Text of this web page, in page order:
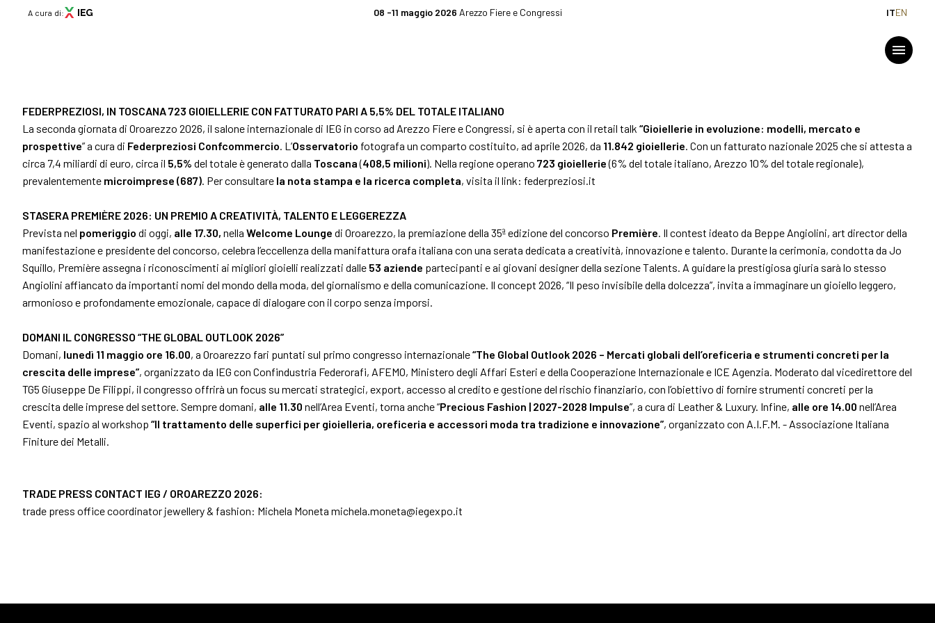
A cura di: 08 -11 maggio 2026 Arezzo Fiere e Congressi ITEN
Ottieni il tuo biglietto
Info pratiche per visitatori
Info pratiche per espositori
Diventa un espositore
Concorso Premiere
The Global Outlook 2026
Accredito stampa
Info e contatti
menu
Menù
ABOUT arrow_drop_down
Chi siamo
Aree espositive
Contatti
Media Gallery
VISITA arrow_drop_down
Perché visitare
Come arrivare
ESPONI arrow_drop_down
Perché esporre
Info pratiche per espositori
Diventa un espositore
EVENTI
Programma eventi
COMUNICATO STAMPA
FEDERPREZIOSI, IN TOSCANA 723 GIOIELLERIE CON FATTURATO PARI A 5,5% DEL TOTALE ITALIANO
La seconda giornata di Oroarezzo 2026, il salone internazionale di IEG in corso ad Arezzo Fiere e Congressi, si è aperta con il retail talk “Gioiellerie in evoluzione: modelli, mercato e
prospettive” a cura di Federpreziosi Confcommercio. L’Osservatorio fotografa un comparto costituito, ad aprile 2026, da 11.842 gioiellerie. Con un fatturato nazionale 2025 che si attesta a
circa 7,4 miliardi di euro, circa il 5,5% del totale è generato dalla Toscana(408,5 milioni). Nella regione operano 723 gioiellerie(6% del totale italiano, Arezzo 10% del totale regionale),
prevalentemente microimprese (687). Per consultare la nota stampa e la ricerca completa, visita il link: federpreziosi.it
STASERA PREMIÈRE 2026: UN PREMIO A CREATIVITÀ, TALENTO E LEGGEREZZA
Prevista nel pomeriggio di oggi, alle 17.30, nella Welcome Lounge di Oroarezzo, la premiazione della 35ª edizione del concorso Première. Il contest ideato da Beppe Angiolini, art director della
manifestazione e presidente del concorso, celebra l’eccellenza della manifattura orafa italiana con una serata dedicata a creatività, innovazione e talento. Durante la cerimonia, condotta da Jo
Squillo, Première assegna i riconoscimenti ai migliori gioielli realizzati dalle 53 aziende partecipanti e ai giovani designer della sezione Talents. A guidare la prestigiosa giuria sarà lo stesso
Angiolini affiancato da importanti nomi del mondo della moda, del giornalismo e della comunicazione. Il concept 2026, “Il peso invisibile della dolcezza”, invita a immaginare un gioiello leggero,
armonioso e profondamente emozionale, capace di dialogare con il corpo senza imporsi.
DOMANI IL CONGRESSO “THE GLOBAL OUTLOOK 2026”
Domani, lunedì 11 maggio ore 16.00, a Oroarezzo fari puntati sul primo congresso internazionale“The Global Outlook 2026 – Mercati globali dell’oreficeria e strumenti concreti per la
crescita delle imprese”, organizzato da IEG con Confindustria Federorafi, AFEMO, Ministero degli Affari Esteri e della Cooperazione Internazionale e ICE Agenzia. Moderato dal vicedirettore del
TG5 Giuseppe De Filippi, il congresso offrirà un focus su mercati strategici, export, accesso al credito e gestione del rischio finanziario, con l’obiettivo di fornire strumenti concreti per la
crescita delle imprese del settore. Sempre domani, alle 11.30 nell’Area Eventi, torna anche “Precious Fashion | 2027-2028 Impulse”, a cura di Leather & Luxury. Infine, alle ore 14.00 nell’Area
Eventi, spazio al workshop “Il trattamento delle superfici per gioielleria, oreficeria e accessori moda tra tradizione e innovazione”, organizzato con A.I.F.M. - Associazione Italiana
Finiture dei Metalli.
TRADE PRESS CONTACT IEG / OROAREZZO 2026:
trade press office coordinator jewellery & fashion: Michela Moneta michela.moneta@iegexpo.it